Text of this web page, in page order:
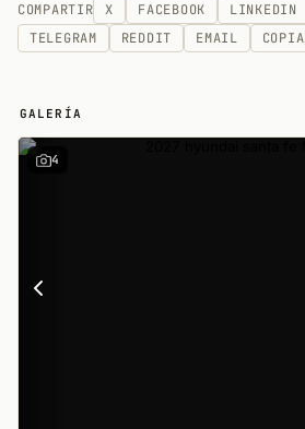
COMPARTIR X FACEBOOK LINKEDIN
TELEGRAM
REDDIT EMAIL
GALERÍA
4